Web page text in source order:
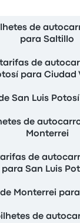
de
para Saltillo
de
para Ciudad
San Luis
de
Monterrei
de
para San Luis
Monterrei
de